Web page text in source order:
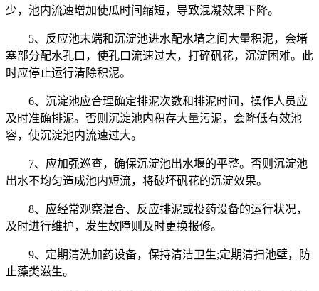
少，池内流速增加使瓜时间缩短，导致混凝效果下降。
5、反应池末端和沉淀池进水配水墙之间大量积泥，会堵
塞部分配水孔口，使孔口流速过大，打碎矾花，沉淀困难。此
时应停止运行清除积泥。
6、沉淀池应合理确定排泥次数和排泥时间，操作人员应
及时准确排泥。否则沉淀池内积存大量污泥，会降低有效池
容，使沉淀池内流速过大。
7、应加强巡查，确保沉淀池出水堰的平整。否则沉淀池
出水不均匀造成池内短流，将破坏矾花的沉淀效果。
8、应经常观察混合、反应排泥或投药设备的运行状况，
及时进行维护，发生故障则及时更换报修。
9、定期清洗加药设备，保持清洁卫生;定期清扫池壁，防
止藻类滋生。